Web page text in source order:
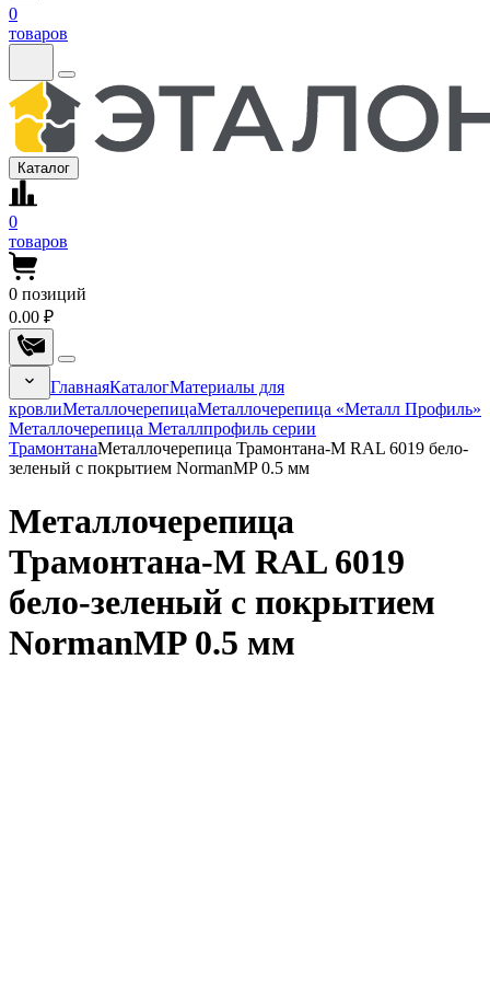
0
товаров
Каталог
0
товаров
0 позиций
0.00 ₽
ГлавнаяКаталогМатериалы для
кровлиМеталлочерепицаМеталлочерепица «Металл Профиль»
Металлочерепица Металлпрофиль серии
ТрамонтанаМеталлочерепица Трамонтана-M RAL 6019 бело-
зеленый с покрытием NormanMP 0.5 мм
Металлочерепица
Трамонтана-M RAL 6019
бело-зеленый с покрытием
NormanMP 0.5 мм